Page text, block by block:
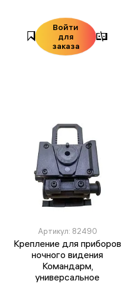
Войти
для
заказа
Артикул: 82490
Крепление для приборов
ночного видения
Командарм,
универсальное